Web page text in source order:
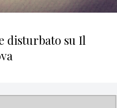
disturbato su Il